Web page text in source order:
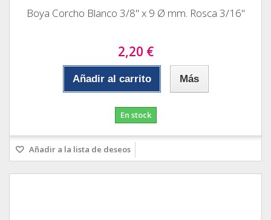
Boya Corcho Blanco 3/8" x 9 Ø mm. Rosca 3/16"
2,20 €
Añadir al carrito Más
En stock
Añadir a la lista de deseos